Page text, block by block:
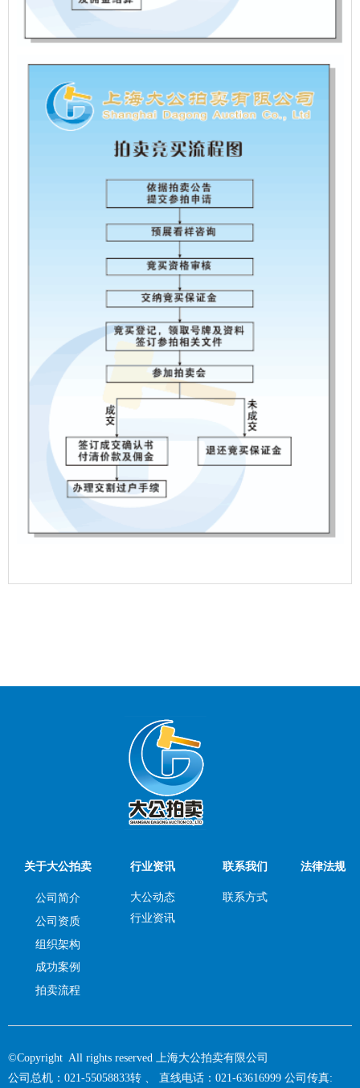
关于大公拍卖
公司简介
公司资质
组织架构
成功案例
拍卖流程
行业资讯
大公动态
行业资讯
联系我们
联系方式
法律法规
©Copyright All rights reserved 上海大公拍卖有限公司
公司总机：021-55058833转 、 直线电话：021-63616999 公司传真: